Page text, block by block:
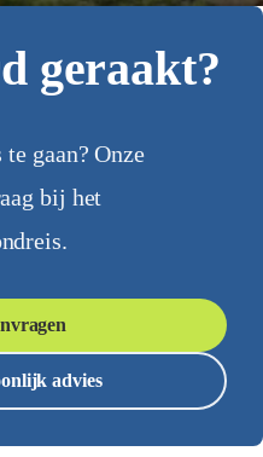
geraakt?
gaan? Onze
bij het
advies